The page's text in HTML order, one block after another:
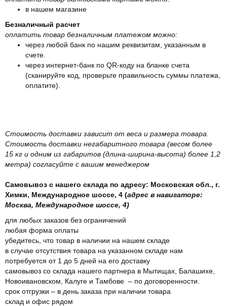
в нашем магазине
Безналичный расчет
оплатить товар безналичным платежом можно:
через любой банк по нашим реквизитам, указанным в
счете.
через интернет-банк по QR-коду на бланке счета
(сканируйте код, проверьте правильность суммы платежа,
оплатите).
Стоимость доставки зависит от веса и размера товара.
Стоимость доставки негабаритного товара (весом более
15 кг и одним из габаритов (длина-ширина-высота) более 1,2
метра) согласуйте с вашим менеджером
Самовывоз с нашего склада по адресу: Московская обл., г.
Химки, Международное шоссе, 4 (адрес в навигаторе:
Москва, Международное шоссе, 4)
для любых заказов без ограничений
любая форма оплаты
убедитесь, что товар в наличии на нашем складе
в случае отсутствия товара на указанном складе нам
потребуется от 1 до 5 дней на его доставку
самовывоз со склада нашего партнера в Мытищах, Балашихе,
Новоивановском, Калуге и Тамбове – по договоренности.
срок отгрузки – в день заказа при наличии товара
склад и офис рядом